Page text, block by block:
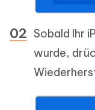
Sobald Ihr
wurde,